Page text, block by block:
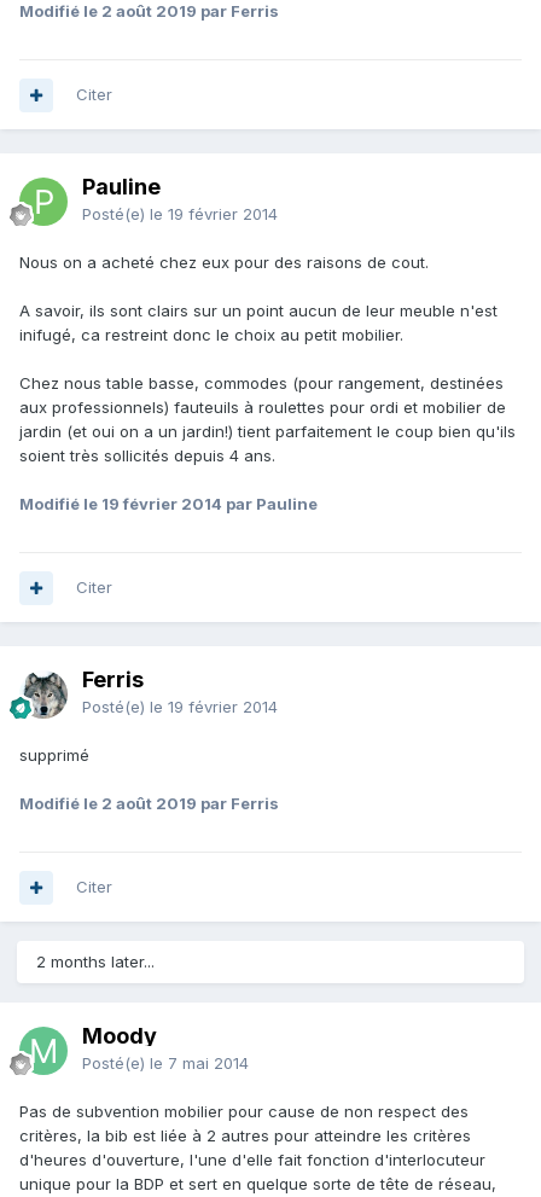
Modifié le 2 août 2019 par Ferris
Citer
Pauline
Posté(e) le 19 février 2014
Nous on a acheté chez eux pour des raisons de cout.
A savoir, ils sont clairs sur un point aucun de leur meuble n'est
inifugé, ca restreint donc le choix au petit mobilier.
Chez nous table basse, commodes (pour rangement, destinées
aux professionnels) fauteuils à roulettes pour ordi et mobilier de
jardin (et oui on a un jardin!) tient parfaitement le coup bien qu'ils
soient très sollicités depuis 4 ans.
Modifié le 19 février 2014 par Pauline
Citer
Ferris
Posté(e) le 19 février 2014
supprimé
Modifié le 2 août 2019 par Ferris
Citer
2 months later...
Moody
Posté(e) le 7 mai 2014
Pas de subvention mobilier pour cause de non respect des
critères, la bib est liée à 2 autres pour atteindre les critères
d'heures d'ouverture, l'une d'elle fait fonction d'interlocuteur
unique pour la BDP et sert en quelque sorte de tête de réseau,